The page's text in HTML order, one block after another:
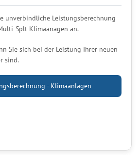
unverbindliche Leistungsberechnung
Splt Klimaanagen an.
Sie sich bei der Leistung Ihrer neuen
sind.
- Klimaanlagen